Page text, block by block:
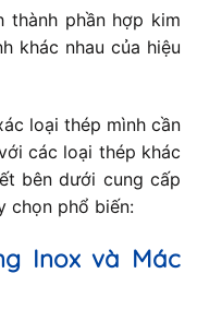
thành phần hợp kim
khác nhau của hiệu
loại thép mình cần
các loại thép khác
bên dưới cung cấp
chọn phổ biến:
Inox và Mác